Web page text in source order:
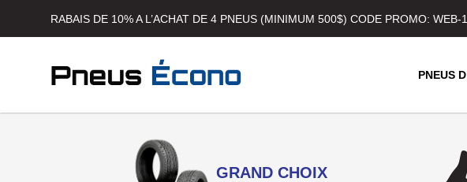
RABAIS DE 10% A L’ACHAT DE 4 PNEUS (MINIMUM 500$) CODE PROMO: WEB-
PNEUS
GRAND CHOIX